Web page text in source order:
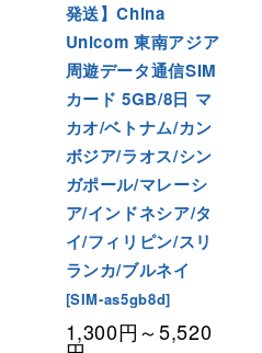
発送】China
Unicom 東南アジア
周遊データ通信SIM
カード5GB/8日 マ
カオ/ベトナム/カン
ボジア/ラオス/シン
ガポール/マレーシ
ア/インドネシア/タ
イ/フィリピン/スリ
ランカ/ブルネイ
[SIM-as5gb8d]
1,300円～5,520